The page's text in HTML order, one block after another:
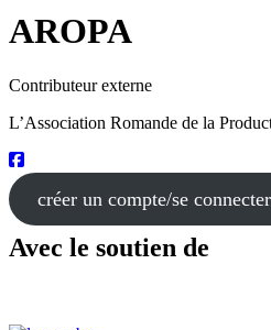
AROPA
Contributeur externe
L’Association Romande de la
créer un compte/se connecter
Avec le soutien de